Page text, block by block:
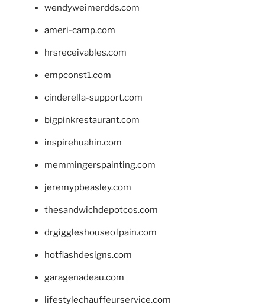
wendyweimerdds.com
ameri-camp.com
hrsreceivables.com
empconst1.com
cinderella-support.com
bigpinkrestaurant.com
inspirehuahin.com
memmingerspainting.com
jeremypbeasley.com
thesandwichdepotcos.com
drgiggleshouseofpain.com
hotflashdesigns.com
garagenadeau.com
lifestylechauffeurservice.com